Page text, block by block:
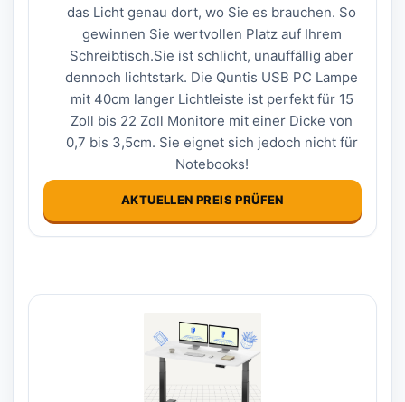
das Licht genau dort, wo Sie es brauchen. So
gewinnen Sie wertvollen Platz auf Ihrem
Schreibtisch.Sie ist schlicht, unauffällig aber
dennoch lichtstark. Die Quntis USB PC Lampe
mit 40cm langer Lichtleiste ist perfekt für 15
Zoll bis 22 Zoll Monitore mit einer Dicke von
0,7 bis 3,5cm. Sie eignet sich jedoch nicht für
Notebooks!
AKTUELLEN PREIS PRÜFEN